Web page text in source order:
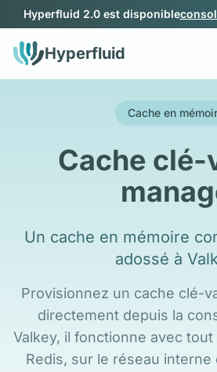
Aller au contenu
Hyperfluid 2.0 est disponible
Hyperfluid
Cache en
Cache clé-
Un cache en mémoire
adossé à
Provisionnez un cache clé-
directement depuis la
Valkey, il fonctionne avec
Redis, sur le réseau